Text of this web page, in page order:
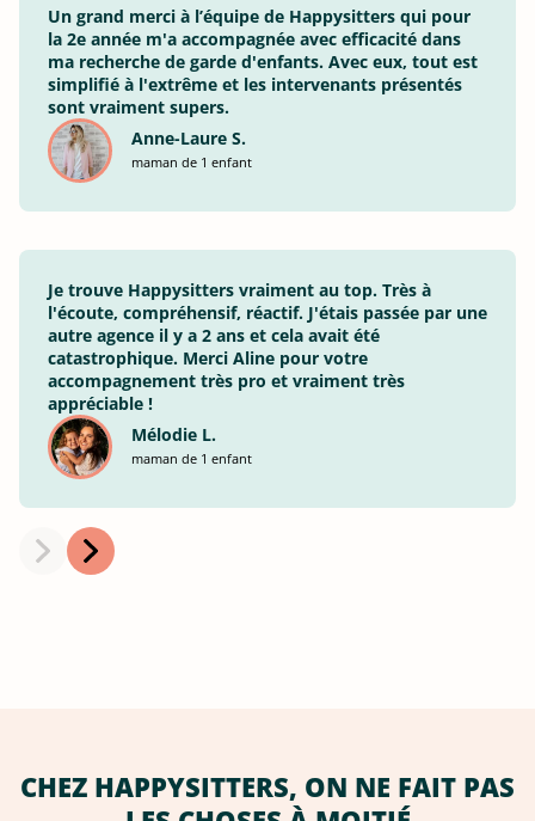
Un grand merci à l’équipe de Happysitters qui pour
la 2e année m'a accompagnée avec efficacité dans
ma recherche de garde d'enfants. Avec eux, tout est
simplifié à l'extrême et les intervenants présentés
sont vraiment supers.
Anne-Laure S.
maman de 1 enfant
Je trouve Happysitters vraiment au top. Très à
l'écoute, compréhensif, réactif. J'étais passée par une
autre agence il y a 2 ans et cela avait été
catastrophique. Merci Aline pour votre
accompagnement très pro et vraiment très
appréciable !
Mélodie L.
maman de 1 enfant
CHEZ HAPPYSITTERS, ON NE FAIT PAS